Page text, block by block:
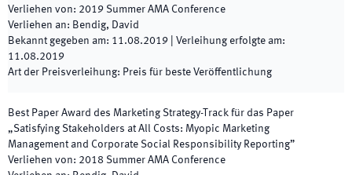
Verliehen von: 2019 Summer AMA Conference
Verliehen an: Bendig, David
Bekannt gegeben am: 11.08.2019 Verleihung erfolgte am:
11.08.2019
Art der Preisverleihung: Preis für beste Veröffentlichung
Best Paper Award des Marketing Strategy-Track für das Paper
„Satisfying Stakeholders at All Costs: Myopic Marketing
Management and Corporate Social Responsibility Reporting”
Verliehen von: 2018 Summer AMA Conference